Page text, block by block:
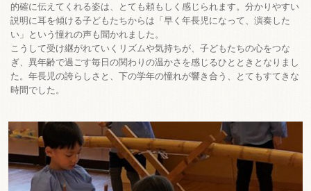
的確に伝えてくれる姿は、とても頼もしく感じられます。分かりやすい
説明に耳を傾ける子どもたちからは「早く年長児になって、演奏した
い」という憧れの声も聞かれました。
こうして受け継がれていくリズムや気持ちが、子どもたちの心をつな
ぎ、異年齢で過ごす毎日の関わりの温かさを感じるひとときとなりまし
た。年長児の誇らしさと、下の学年の憧れが響き合う、とてもすてきな
時間でした。